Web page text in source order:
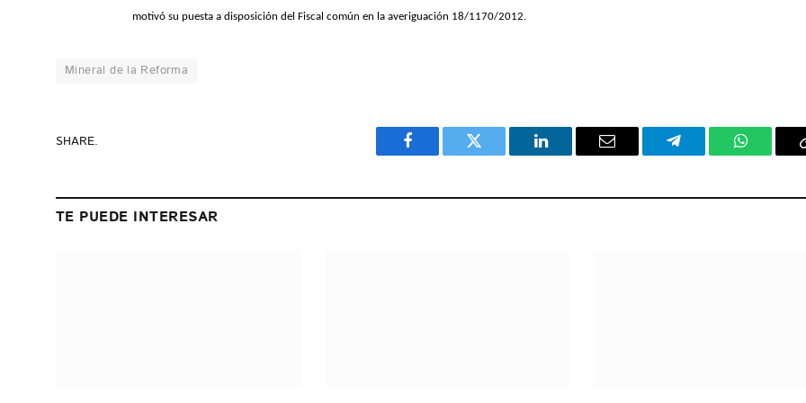
motivó su puesta a disposición del Fiscal común en la averiguación 18/1170/2012.
Mineral de la Reforma
SHARE.
Facebook Twitter LinkedIn Email Telegram
TE PUEDE INTERESAR